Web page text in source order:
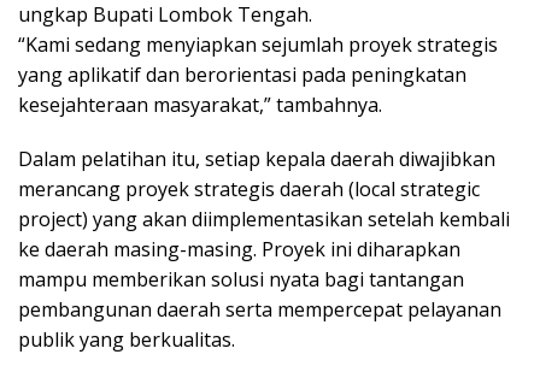
ungkap Bupati Lombok Tengah.
“Kami sedang menyiapkan sejumlah proyek strategis
yang aplikatif dan berorientasi pada peningkatan
kesejahteraan masyarakat,” tambahnya.
Dalam pelatihan itu, setiap kepala daerah diwajibkan
merancang proyek strategis daerah (local strategic
project) yang akan diimplementasikan setelah kembali
ke daerah masing-masing. Proyek ini diharapkan
mampu memberikan solusi nyata bagi tantangan
pembangunan daerah serta mempercepat pelayanan
publik yang berkualitas.